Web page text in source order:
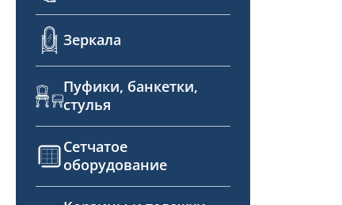
Зеркала
Пуфики, банкетки,
стулья
Сетчатое
оборудование